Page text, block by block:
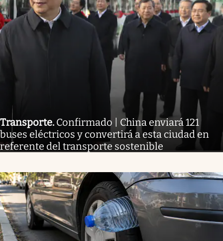
Transporte. Confirmado | China enviará 121
buses eléctricos y convertirá a esta ciudad en
referente del transporte sostenible